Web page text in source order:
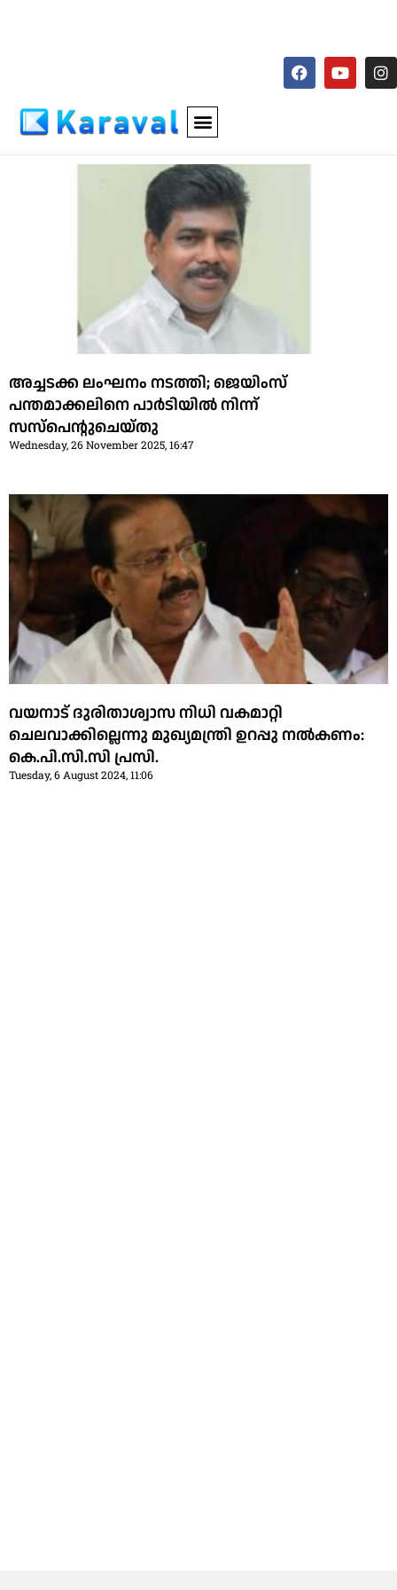
അച്ചടക്ക ലംഘനം നടത്തി; ജെയിംസ്
പന്തമാക്കലിനെ പാര്‍ടിയില്‍ നിന്ന്
സസ്‌പെന്റുചെയ്തു
Wednesday, 26 November 2025, 16:47
വയനാട് ദുരിതാശ്വാസ നിധി വകമാറ്റി
ചെലവാക്കില്ലെന്നു മുഖ്യമന്ത്രി ഉറപ്പു നല്‍കണം:
കെ.പി.സി.സി പ്രസി.
Tuesday, 6 August 2024, 11:06